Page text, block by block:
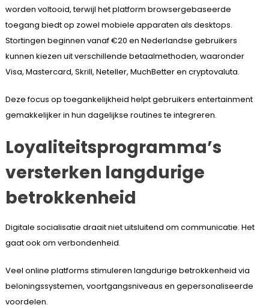
worden voltooid, terwijl het platform browsergebaseerde
toegang biedt op zowel mobiele apparaten als desktops.
Stortingen beginnen vanaf €20 en Nederlandse gebruikers
kunnen kiezen uit verschillende betaalmethoden, waaronder
Visa, Mastercard, Skrill, Neteller, MuchBetter en cryptovaluta.
Deze focus op toegankelijkheid helpt gebruikers entertainment
gemakkelijker in hun dagelijkse routines te integreren.
Loyaliteitsprogramma’s
versterken langdurige
betrokkenheid
Digitale socialisatie draait niet uitsluitend om communicatie. Het
gaat ook om verbondenheid.
Veel online platforms stimuleren langdurige betrokkenheid via
beloningssystemen, voortgangsniveaus en gepersonaliseerde
voordelen.